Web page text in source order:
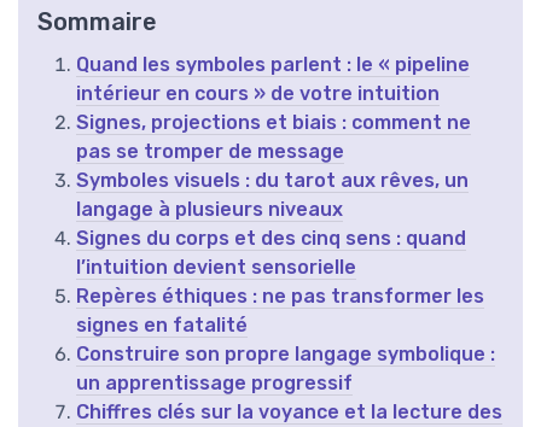
Sommaire
Quand les symboles parlent : le « pipeline
intérieur en cours » de votre intuition
Signes, projections et biais : comment ne
pas se tromper de message
Symboles visuels : du tarot aux rêves, un
langage à plusieurs niveaux
Signes du corps et des cinq sens : quand
l’intuition devient sensorielle
Repères éthiques : ne pas transformer les
signes en fatalité
Construire son propre langage symbolique :
un apprentissage progressif
Chiffres clés sur la voyance et la lecture des